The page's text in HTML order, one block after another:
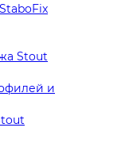
Stout
и